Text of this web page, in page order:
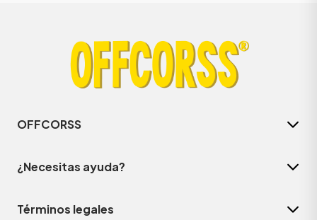
OFFCORSS
¿Necesitas ayuda?
Términos legales